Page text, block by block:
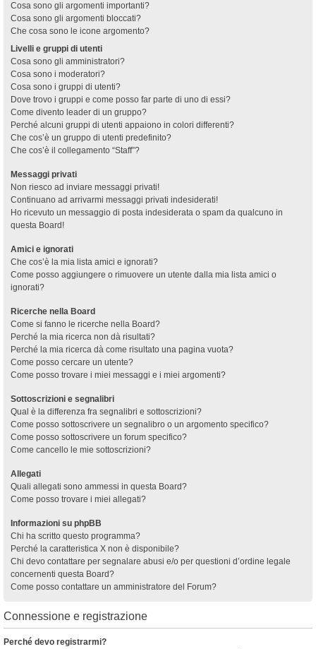
Cosa sono gli argomenti importanti?
Cosa sono gli argomenti bloccati?
Che cosa sono le icone argomento?
Livelli e gruppi di utenti
Cosa sono gli amministratori?
Cosa sono i moderatori?
Cosa sono i gruppi di utenti?
Dove trovo i gruppi e come posso far parte di uno di essi?
Come divento leader di un gruppo?
Perché alcuni gruppi di utenti appaiono in colori differenti?
Che cos’è un gruppo di utenti predefinito?
Che cos’è il collegamento “Staff”?
Messaggi privati
Non riesco ad inviare messaggi privati!
Continuano ad arrivarmi messaggi privati indesiderati!
Ho ricevuto un messaggio di posta indesiderata o spam da qualcuno in
questa Board!
Amici e ignorati
Che cos’è la mia lista amici e ignorati?
Come posso aggiungere o rimuovere un utente dalla mia lista amici o
ignorati?
Ricerche nella Board
Come si fanno le ricerche nella Board?
Perché la mia ricerca non dà risultati?
Perché la mia ricerca dà come risultato una pagina vuota?
Come posso cercare un utente?
Come posso trovare i miei messaggi e i miei argomenti?
Sottoscrizioni e segnalibri
Qual è la differenza fra segnalibri e sottoscrizioni?
Come posso sottoscrivere un segnalibro o un argomento specifico?
Come posso sottoscrivere un forum specifico?
Come cancello le mie sottoscrizioni?
Allegati
Quali allegati sono ammessi in questa Board?
Come posso trovare i miei allegati?
Informazioni su phpBB
Chi ha scritto questo programma?
Perché la caratteristica X non è disponibile?
Chi devo contattare per segnalare abusi e/o per questioni d’ordine legale
concernenti questa Board?
Come posso contattare un amministratore del Forum?
Connessione e registrazione
Perché devo registrarmi?